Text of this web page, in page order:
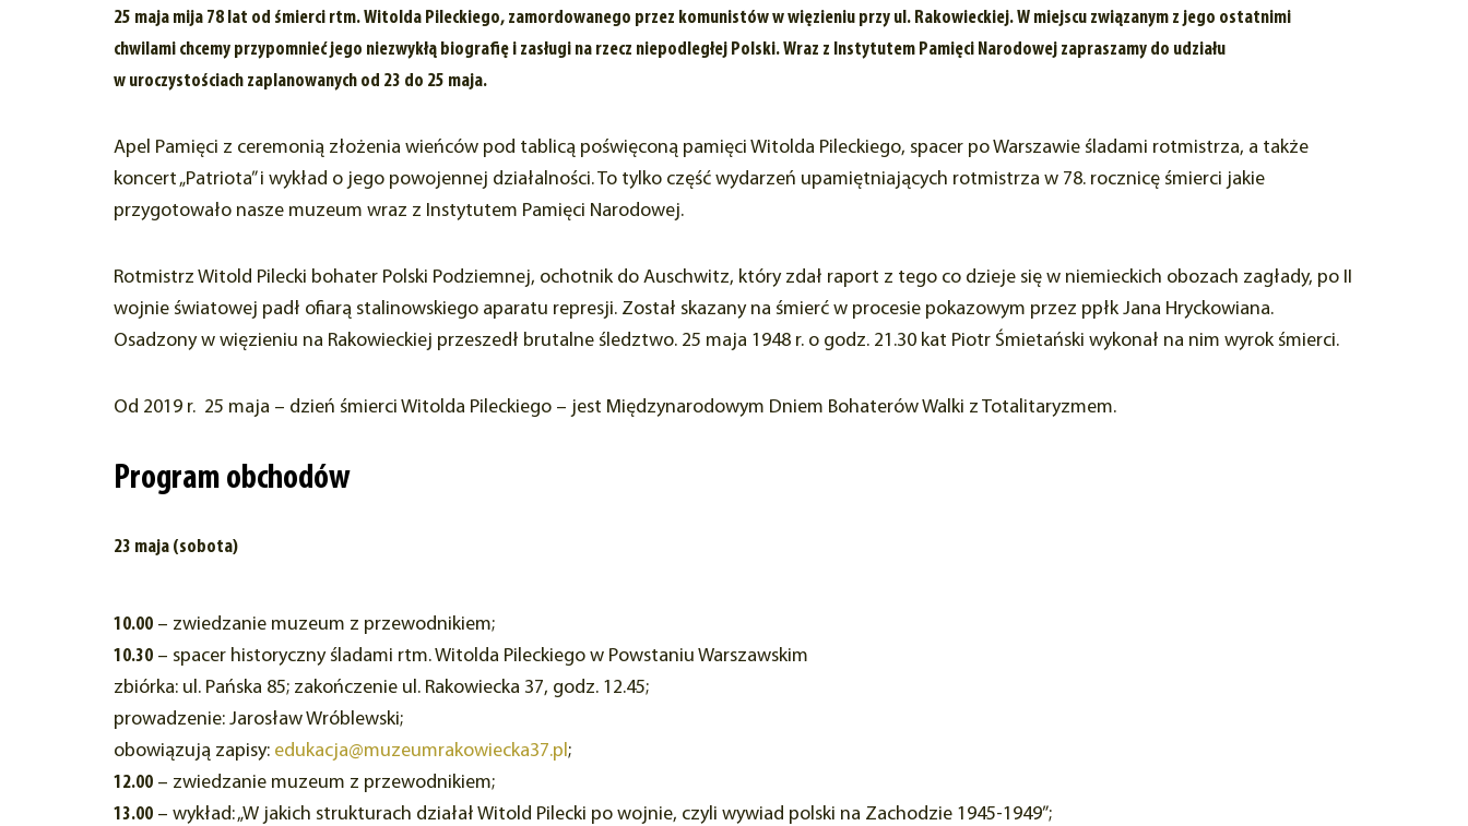
25 maja mija 78 lat od śmierci rtm. Witolda Pileckiego, zamordowanego przez komunistów w więzieniu przy ul. Rakowieckiej. W miejscu związanym z jego ostatnimi
chwilami chcemy przypomnieć jego niezwykłą biografię i zasługi na rzecz niepodległej Polski. Wraz z Instytutem Pamięci Narodowej zapraszamy do udziału
w uroczystościach zaplanowanych od 23 do 25 maja.
Apel Pamięci z ceremonią złożenia wieńców pod tablicą poświęconą pamięci Witolda Pileckiego, spacer po Warszawie śladami rotmistrza, a także
koncert „Patriota” i wykład o jego powojennej działalności. To tylko część wydarzeń upamiętniających rotmistrza w 78. rocznicę śmierci jakie
przygotowało nasze muzeum wraz z Instytutem Pamięci Narodowej.
Rotmistrz Witold Pilecki bohater Polski Podziemnej, ochotnik do Auschwitz, który zdał raport z tego co dzieje się w niemieckich obozach zagłady, po II
wojnie światowej padł ofiarą stalinowskiego aparatu represji. Został skazany na śmierć w procesie pokazowym przez ppłk Jana Hryckowiana.
Osadzony w więzieniu na Rakowieckiej przeszedł brutalne śledztwo. 25 maja 1948 r. o godz. 21.30 kat Piotr Śmietański wykonał na nim wyrok śmierci.
Od 2019 r. 25 maja – dzień śmierci Witolda Pileckiego – jest Międzynarodowym Dniem Bohaterów Walki z Totalitaryzmem.
Program obchodów
23 maja (sobota)
10.00 – zwiedzanie muzeum z przewodnikiem;
10.30 – spacer historyczny śladami rtm. Witolda Pileckiego w Powstaniu Warszawskim
zbiórka: ul. Pańska 85; zakończenie ul. Rakowiecka 37, godz. 12.45;
prowadzenie: Jarosław Wróblewski;
obowiązują zapisy: edukacja@muzeumrakowiecka37.pl;
12.00 – zwiedzanie muzeum z przewodnikiem;
13.00 – wykład: „W jakich strukturach działał Witold Pilecki po wojnie, czyli wywiad polski na Zachodzie 1945-1949”;